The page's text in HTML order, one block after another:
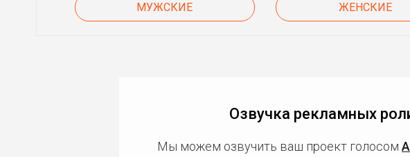
МУЖСКИЕ ЖЕНСКИЕ
Озвучка рекламных
Мы можем озвучить ваш проект голосом